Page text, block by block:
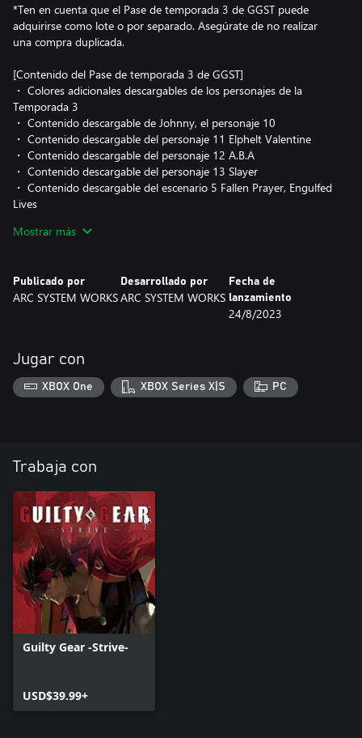
*Ten en cuenta que el Pase de temporada 3 de GGST puede
adquirirse como lote o por separado. Asegúrate de no realizar
una compra duplicada.
[Contenido del Pase de temporada 3 de GGST]
・ Colores adicionales descargables de los personajes de la
Temporada 3
・ Contenido descargable de Johnny, el personaje 10
・ Contenido descargable del personaje 11 Elphelt Valentine
・ Contenido descargable del personaje 12 A.B.A
・ Contenido descargable del personaje 13 Slayer
・ Contenido descargable del escenario 5 Fallen Prayer, Engulfed
Lives
Neighbors
*Se requiere la compra del producto principal para acceder a este
contenido. También necesitarás haber descargado las últimas
Mostrar más
Publicado por
ARC SYSTEM WORKS
Desarrollado por
ARC SYSTEM WORKS
Fecha de
lanzamiento
24/8/2023
Jugar con
XBOX One XBOX Series X|S PC
Trabaja con
Guilty Gear -Strive-
USD$39.99+